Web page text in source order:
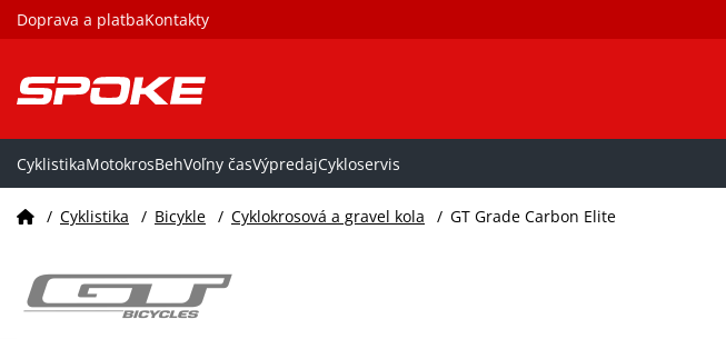
Doprava a platbaKontakty
CyklistikaMotokrosBehVoľny časVýpredajCykloservis
/ Cyklistika / Bicykle / Cyklokrosová a gravel kola / GT Grade Carbon Elite